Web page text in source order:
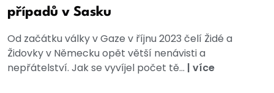
případů v Sasku
Od začátku války v Gaze v říjnu 2023 čelí Židé a
Židovky v Německu opět větší nenávisti a
nepřátelství. Jak se vyvíjel počet tě... | více